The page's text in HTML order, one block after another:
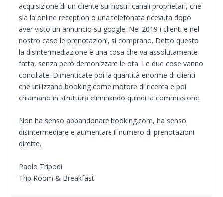
acquisizione di un cliente sui nostri canali proprietari, che
sia la online reception o una telefonata ricevuta dopo
aver visto un annuncio su google. Nel 2019 i clienti e nel
nostro caso le prenotazioni, si comprano. Detto questo
la disintermediazione è una cosa che va assolutamente
fatta, senza però demonizzare le ota. Le due cose vanno
conciliate. Dimenticate poi la quantità enorme di clienti
che utilizzano booking come motore di ricerca e poi
chiamano in struttura eliminando quindi la commissione.
Non ha senso abbandonare booking.com, ha senso
disintermediare e aumentare il numero di prenotazioni
dirette.
Paolo Tripodi
Trip Room & Breakfast